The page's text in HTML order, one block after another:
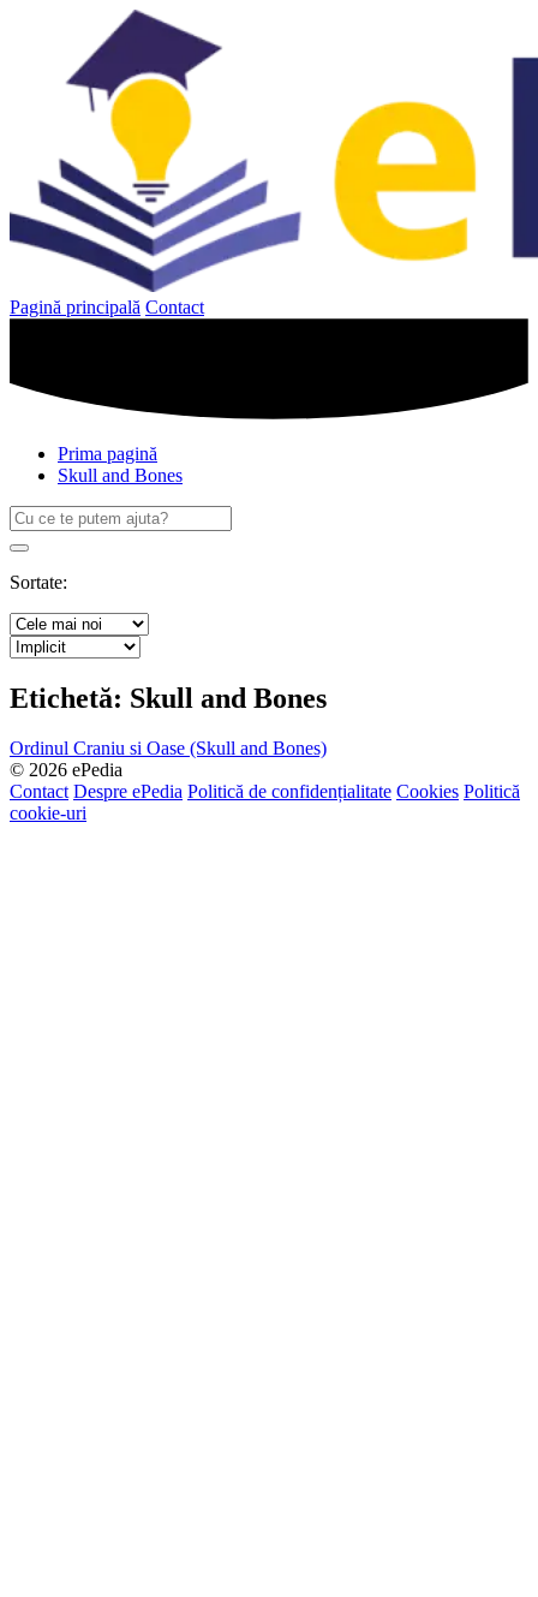
Pagină principală Contact
Prima pagină
Skull and Bones
Caută
după:
Search
Sortate:
Etichetă: Skull and Bones
Ordinul Craniu si Oase (Skull and Bones)
© 2026 ePedia
Contact Despre ePedia Politică de confidențialitate Cookies Politică
cookie-uri